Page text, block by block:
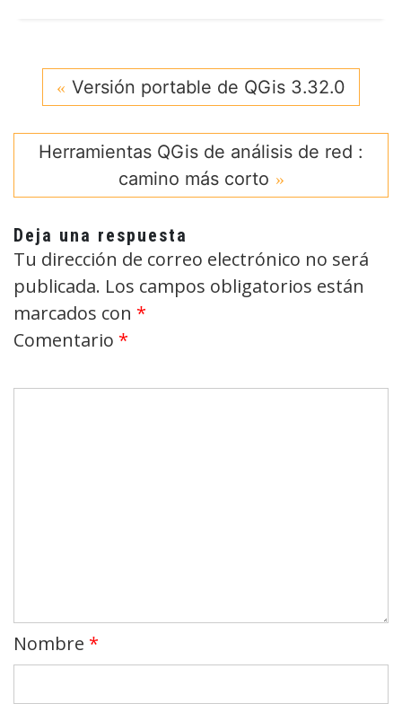
Versión portable de QGis 3.32.0
Herramientas QGis de análisis de red :
camino más corto
Deja una respuesta
Tu dirección de correo electrónico no será
publicada. Los campos obligatorios están
marcados con *
Comentario *
Nombre *